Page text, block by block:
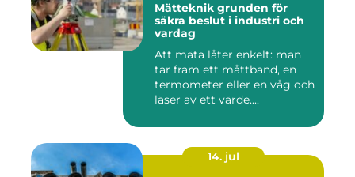
Mätteknik grunden för
säkra beslut i industri och
vardag
Att mäta låter enkelt: man
tar fram ett måttband, en
termometer eller en våg och
läser av ett värde....
14. jul